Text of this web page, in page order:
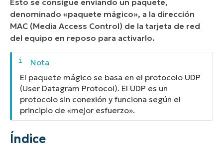
Esto se consigue enviando un paquete,
denominado «paquete mágico», a la dirección
MAC (Media Access Control) de la tarjeta de red
del equipo en reposo para activarlo.
El paquete mágico se basa en el protocolo UDP
(User Datagram Protocol). El UDP es un
protocolo sin conexión y funciona según el
principio de «mejor esfuerzo».
Índice